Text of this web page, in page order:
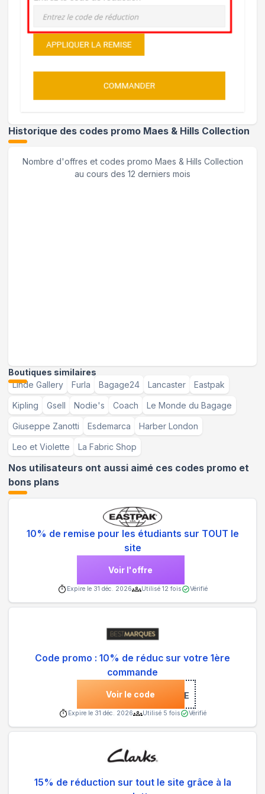
Historique des codes promo Maes & Hills Collection
Nombre d'offres et codes promo Maes & Hills Collection
au cours des 12 derniers mois
Boutiques similaires
Linde Gallery
Furla Bagage24 Lancaster Eastpak
Kipling Gsell Nodie's Coach Le Monde du Bagage
Giuseppe Zanotti Esdemarca Harber London
Leo et Violette La Fabric Shop
Nos utilisateurs ont aussi aimé ces codes promo et
bons plans
10% de remise pour les étudiants sur TOUT le
site
Voir l'offre
Expire le 31 déc. 2026 Utilisé 12 fois Vérifié
Code promo : 10% de réduc sur votre 1ère
commande
Voir le code***NVENUE
Expire le 31 déc. 2026 Utilisé 5 fois Vérifié
15% de réduction sur tout le site grâce à la